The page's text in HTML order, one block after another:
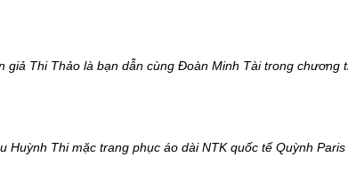
giả Thi Thảo là bạn dẫn cùng Đoàn Minh Tài trong chương
Huỳnh Thi mặc trang phục áo dài NTK quốc tế Quỳnh Paris